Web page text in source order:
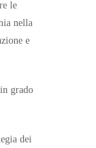
le
nella
e
grado
dei